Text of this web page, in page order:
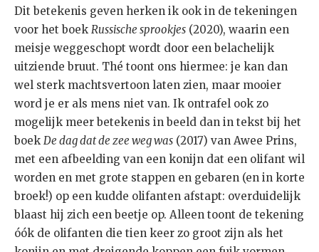
Dit betekenis geven herken ik ook in de tekeningen
voor het boek Russische sprookjes (2020), waarin een
meisje weggeschopt wordt door een belachelijk
uitziende bruut. Thé toont ons hiermee: je kan dan
wel sterk machtsvertoon laten zien, maar mooier
word je er als mens niet van. Ik ontrafel ook zo
mogelijk meer betekenis in beeld dan in tekst bij het
boek De dag dat de zee weg was (2017) van Awee Prins,
met een afbeelding van een konijn dat een olifant wil
worden en met grote stappen en gebaren (en in korte
broek!) op een kudde olifanten afstapt: overduidelijk
blaast hij zich een beetje op. Alleen toont de tekening
óók de olifanten die tien keer zo groot zijn als het